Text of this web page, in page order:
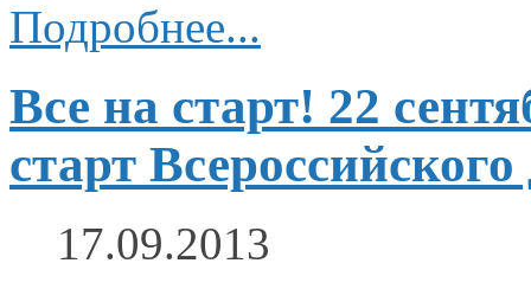
Подробнее...
Все на старт! 22
старт
17.09.2013